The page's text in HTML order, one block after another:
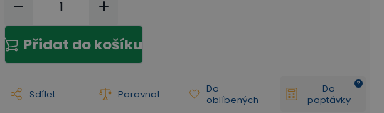
Přidat do košíku
Sdílet Porovnat
Do
oblíbených
Do
poptávky